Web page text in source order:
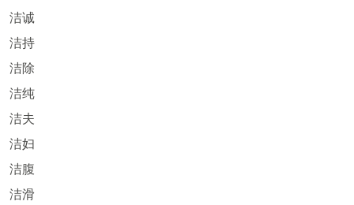
洁诚
洁持
洁除
洁纯
洁夫
洁妇
洁腹
洁滑